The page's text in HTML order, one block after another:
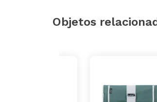
Objetos